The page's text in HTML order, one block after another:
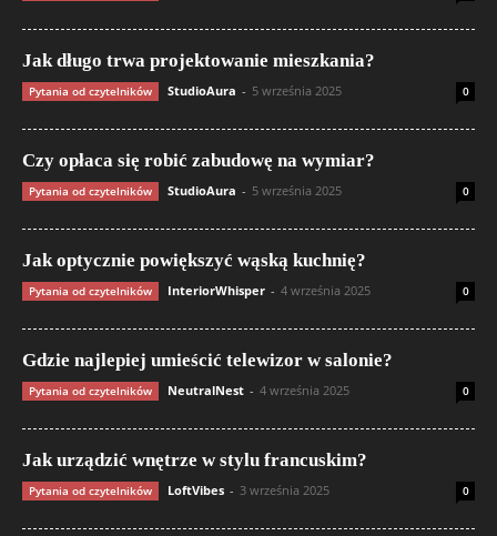
Jak długo trwa projektowanie mieszkania?
Pytania od czytelników StudioAura - 5 września 2025 0
Czy opłaca się robić zabudowę na wymiar?
Pytania od czytelników StudioAura - 5 września 2025 0
Jak optycznie powiększyć wąską kuchnię?
Pytania od czytelników InteriorWhisper - 4 września 2025 0
Gdzie najlepiej umieścić telewizor w salonie?
Pytania od czytelników NeutralNest - 4 września 2025 0
Jak urządzić wnętrze w stylu francuskim?
Pytania od czytelników LoftVibes - 3 września 2025 0